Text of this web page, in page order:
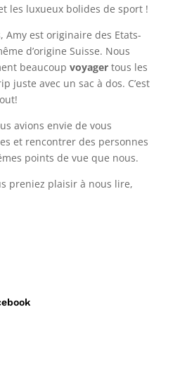
les luxueux bolides de sport !
Amy est originaire des Etats-
d’origine Suisse. Nous
beaucoup voyagertous les
juste avec un sac à dos. C’est
avions envie de vous
et rencontrer des personnes
points de vue que nous.
preniez plaisir à nous lire,